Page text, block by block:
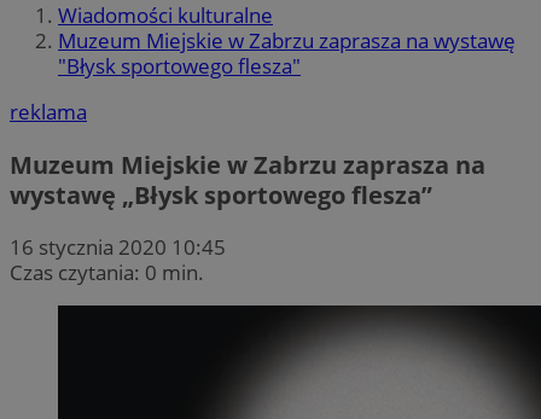
Wiadomości kulturalne
Muzeum Miejskie w Zabrzu zaprasza na wystawę
"Błysk sportowego flesza"
reklama
Muzeum Miejskie w Zabrzu zaprasza na
wystawę „Błysk sportowego flesza”
16 stycznia 2020 10:45
Czas czytania: 0 min.